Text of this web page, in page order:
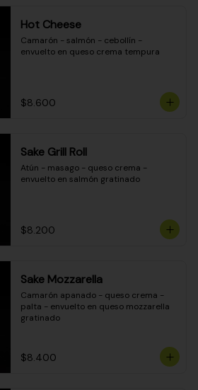
Hot Cheese
Camarón - salmón - cebollín -
envuelto en queso crema tempura
$8.600
Sake Grill Roll
Atún - masago - queso crema -
envuelto en salmón gratinado
$8.200
Sake Mozzarella
Camarón apanado - queso crema -
palta - envuelto en queso mozzarella
gratinado
$8.400